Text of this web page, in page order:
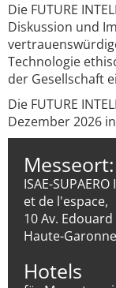
Die FUTURE
Diskussion und
Technologie
der Gesellschaft
Die FUTURE
Dezember 2026
Messeort:
ISAE-
et de l'espace,
10 Av.
Haute-
Hotels